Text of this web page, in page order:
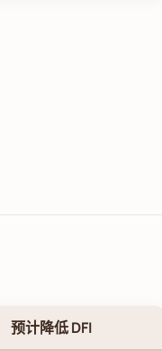
预计降低 DFI